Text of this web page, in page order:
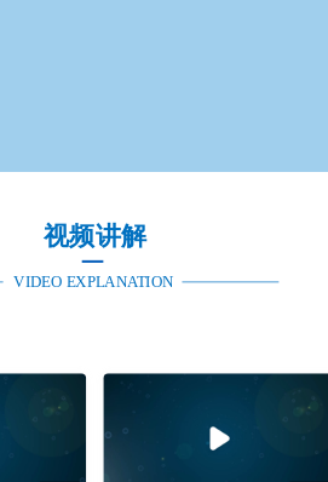
视频讲解
VIDEO EXPLANATION